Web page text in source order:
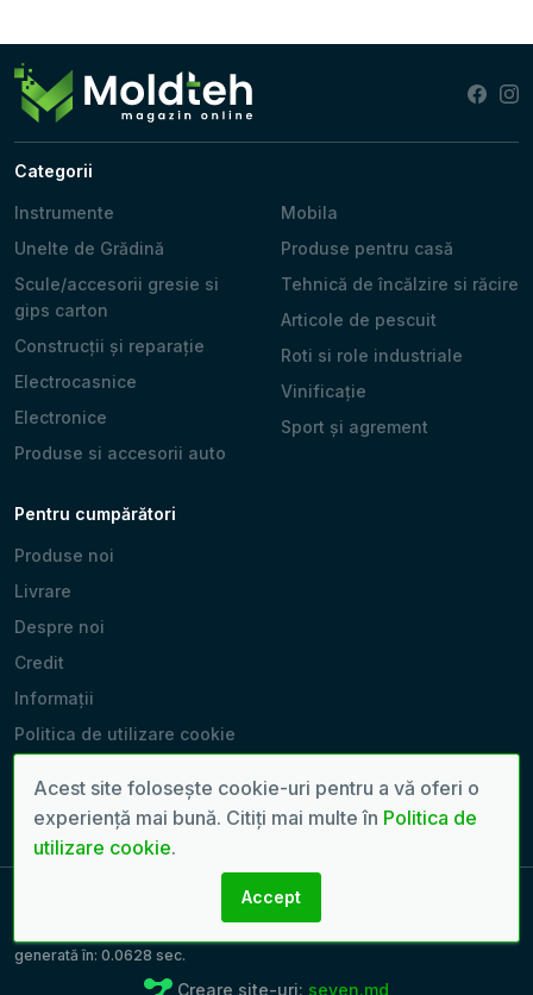
Categorii
Instrumente
Unelte de Grădină
Scule/accesorii gresie si
gips carton
Construcții și reparație
Electrocasnice
Electronice
Produse si accesorii auto
Mobila
Produse pentru casă
Tehnică de încălzire si răcire
Articole de pescuit
Roti si role industriale
Vinificație
Sport și agrement
Pentru cumpărători
Produse noi
Livrare
Despre noi
Credit
Informații
Politica de utilizare cookie
Magazinele noastre
generată în: 0.0628 sec.
Creare site-uri: seven.md
Acest site folosește cookie-uri pentru a vă oferi o
experiență mai bună. Citiți mai multe în Politica de
utilizare cookie.
Accept